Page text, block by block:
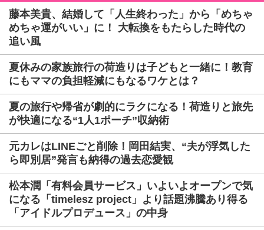
藤本美貴、結婚して「人生終わった」から「めちゃ
めちゃ運がいい」に！ 大転換をもたらした時代の
追い風
夏休みの家族旅行の荷造りは子どもと一緒に！教育
にもママの負担軽減にもなるワケとは？
夏の旅行や帰省が劇的にラクになる！荷造りと旅先
が快適になる“1人1ポーチ”収納術
元カレはLINEごと削除！岡田結実、“夫が浮気した
ら即別居”発言も納得の過去恋愛観
松本潤「有料会員サービス」いよいよオープンで気
になる「timelesz project」より話題沸騰あり得る
「アイドルプロデュース」の中身